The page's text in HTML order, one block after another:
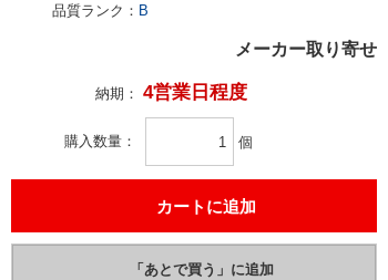
品質ランク： B
メーカー取り寄せ
納期： 4営業日程度
購入数量 個